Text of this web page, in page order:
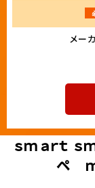
メー
ｓｍａｒｔ
ペ ｍ